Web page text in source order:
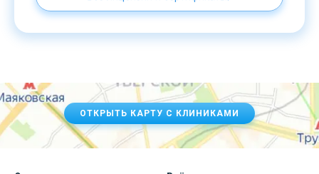
ОТКРЫТЬ КАРТУ С КЛИНИКАМИ